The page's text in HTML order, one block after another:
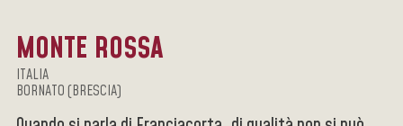
MONTE ROSSA
ITALIA
BORNATO (BRESCIA)